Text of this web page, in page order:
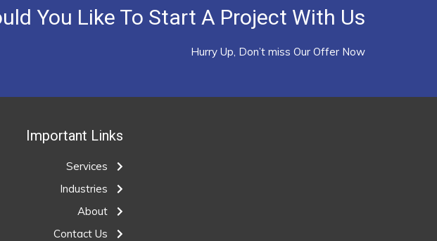
You Like To Start A Project With Us?
Hurry Up, Don’t miss Our Offer Now
Important Links
Services
Industries
About
Contact Us